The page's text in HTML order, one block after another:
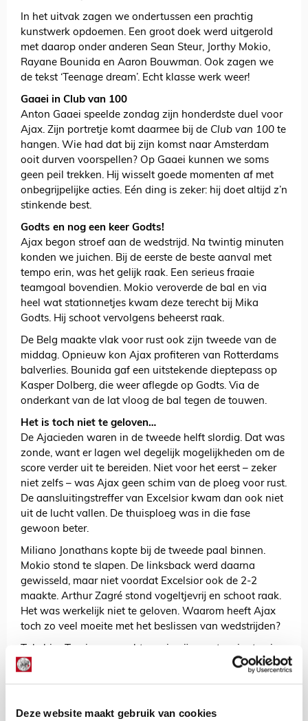
Deze website maakt gebruik van cookies
In het uitvak zagen we ondertussen een prachtig
kunstwerk opdoemen. Een groot doek werd uitgerold
met daarop onder anderen Sean Steur, Jorthy Mokio,
Rayane Bounida en Aaron Bouwman. Ook zagen we
de tekst ‘Teenage dream’. Echt klasse werk weer!
Gaaei in Club van 100
Anton Gaaei speelde zondag zijn honderdste duel voor
Ajax. Zijn portretje komt daarmee bij de Club van 100 te
hangen. Wie had dat bij zijn komst naar Amsterdam
ooit durven voorspellen? Op Gaaei kunnen we soms
geen peil trekken. Hij wisselt goede momenten af met
onbegrijpelijke acties. Eén ding is zeker: hij doet altijd z’n
stinkende best.
Godts en nog een keer Godts!
Ajax begon stroef aan de wedstrijd. Na twintig minuten
konden we juichen. Bij de eerste de beste aanval met
tempo erin, was het gelijk raak. Een serieus fraaie
teamgoal bovendien. Mokio veroverde de bal en via
heel wat stationnetjes kwam deze terecht bij Mika
Godts. Hij schoot vervolgens beheerst raak.
De Belg maakte vlak voor rust ook zijn tweede van de
middag. Opnieuw kon Ajax profiteren van Rotterdams
balverlies. Bounida gaf een uitstekende dieptepass op
Kasper Dolberg, die weer aflegde op Godts. Via de
onderkant van de lat vloog de bal tegen de touwen.
Het is toch niet te geloven…
De Ajacieden waren in de tweede helft slordig. Dat was
zonde, want er lagen wel degelijk mogelijkheden om de
score verder uit te bereiden. Niet voor het eerst – zeker
niet zelfs – was Ajax geen schim van de ploeg voor rust.
De aansluitingstreffer van Excelsior kwam dan ook niet
uit de lucht vallen. De thuisploeg was in die fase
gewoon beter.
Miliano Jonathans kopte bij de tweede paal binnen.
Mokio stond te slapen. De linksback werd daarna
gewisseld, maar niet voordat Excelsior ook de 2-2
maakte. Arthur Zagré stond vogeltjevrij en schoot raak.
Het was werkelijk niet te geloven. Waarom heeft Ajax
toch zo veel moeite met het beslissen van wedstrijden?
het wit-rood-wit maken. Datzelfde gold voor Jinairo